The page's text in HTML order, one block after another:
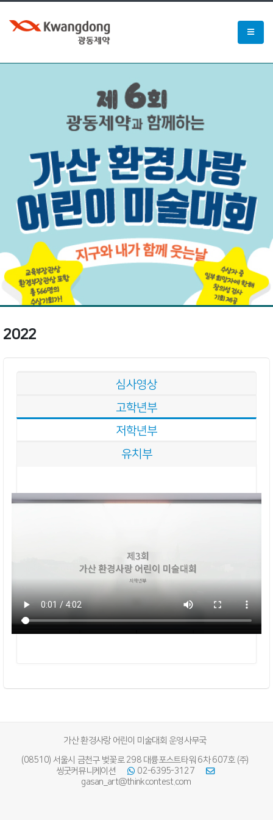
2022
심사영상
고학년부
저학년부
유치부
가산 환경사랑 어린이 미술대회 운영사무국
(08510) 서울시 금천구 벚꽃로 298 대륭포스트타워 6차 607호 (주)
씽굿커뮤니케이션
02-6395-3127
gasan_art@thinkcontest.com